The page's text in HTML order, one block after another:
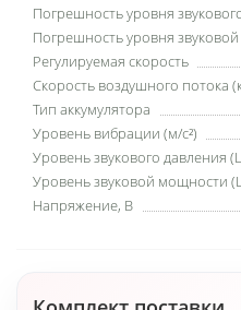
Погрешность уровня
Погрешность уровня
Регулируемая скорость
Скорость воздушного потока
Тип аккумулятора
Уровень вибрации (м/с²)
Уровень звукового давления
Уровень звуковой мощности
Напряжение, В